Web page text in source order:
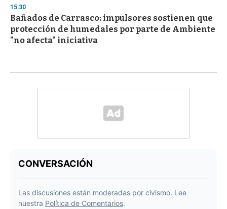
15:30
Bañados de Carrasco: impulsores sostienen que
protección de humedales por parte de Ambiente
"no afecta" iniciativa